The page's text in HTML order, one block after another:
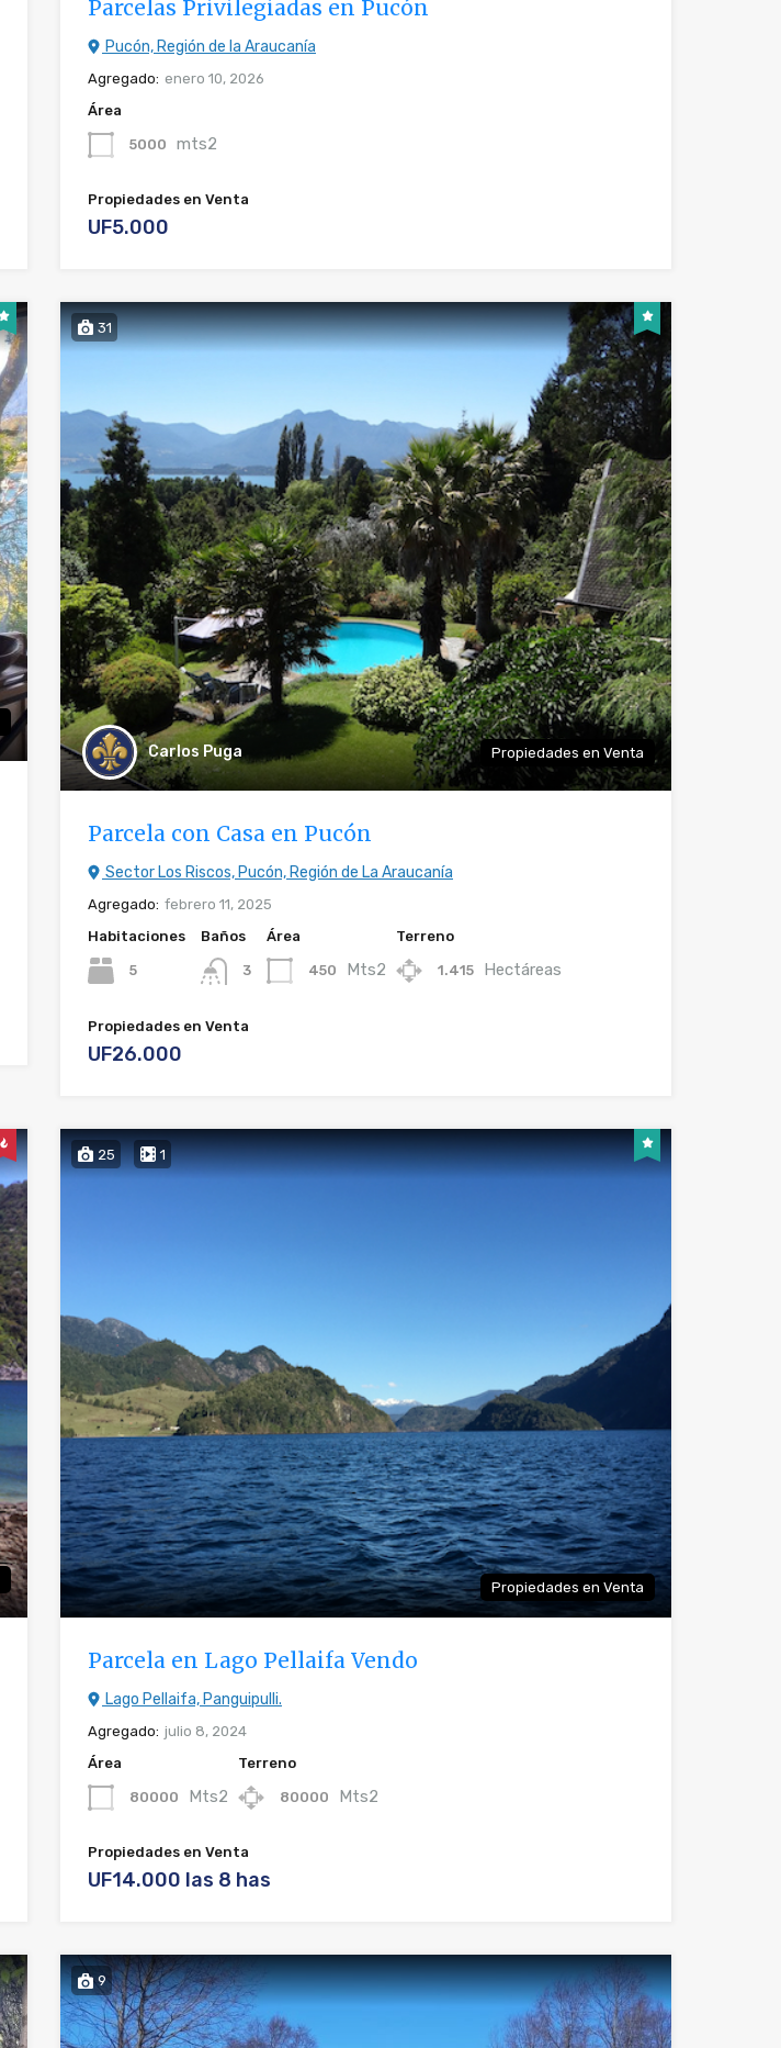
Parcelas Privilegiadas en Pucón
Pucón, Región de la Araucanía
Agregado: enero 10, 2026
Área
5000 mts2
Propiedades en Venta
UF5.000
31
Carlos Puga Propiedades en Venta
Parcela con Casa en Pucón
Sector Los Riscos, Pucón, Región de La Araucanía
Agregado: febrero 11, 2025
Habitaciones
5
Baños
3
Área
450 Mts2
Terreno
1.415 Hectáreas
Propiedades en Venta
UF26.000
25 1
Propiedades en Venta
Parcela en Lago Pellaifa Vendo
Lago Pellaifa, Panguipulli.
Agregado: julio 8, 2024
Área
80000 Mts2
Terreno
80000 Mts2
Propiedades en Venta
UF14.000 las 8 has
9